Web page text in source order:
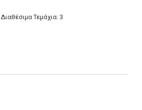
Διαθέσιμα Τεμάχια: 3